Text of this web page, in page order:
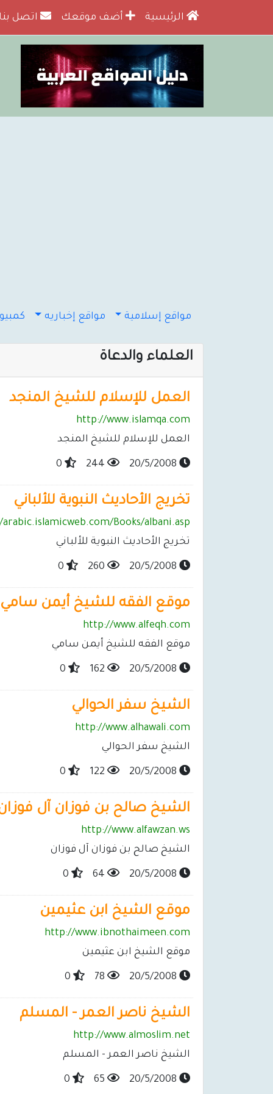
الرئيسية أضف موقعك اتصل بنا
مواقع إسلامية مواقع إخباريه
العلماء والدعاة
العمل للإسلام للشيخ المنجد
http://www.islamqa.com
العمل للإسلام للشيخ المنجد
تخريج الأحاديث النبوية للألباني
Books/albani.asp
تخريج الأحاديث النبوية للألباني
موقع الفقه للشيخ أيمن سامي
http://www.alfeqh.com
موقع الفقه للشيخ أيمن سامي
الشيخ سفر الحوالي
http://www.alhawali.com
الشيخ سفر الحوالي
الشيخ صالح بن فوزان آل
http://www.alfawzan.ws
الشيخ صالح بن فوزان آل فوزان
موقع الشيخ ابن عثيمين
http://www.ibnothaimeen.com
موقع الشيخ ابن عثيمين
الشيخ ناصر العمر - المسلم
http://www.almoslim.net
الشيخ ناصر العمر - المسلم